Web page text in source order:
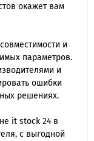
окажет вам
и
параметров.
и
ошибки
решениях.
it stock 24 в
с выгодной